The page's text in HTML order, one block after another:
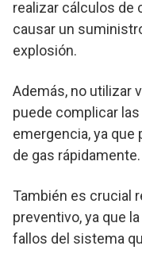
realizar cálculos de
causar un
explosión.
Además, no utilizar
puede complicar
emergencia, ya
de gas rápidamente.
También es crucial
preventivo, ya que
fallos del sistema